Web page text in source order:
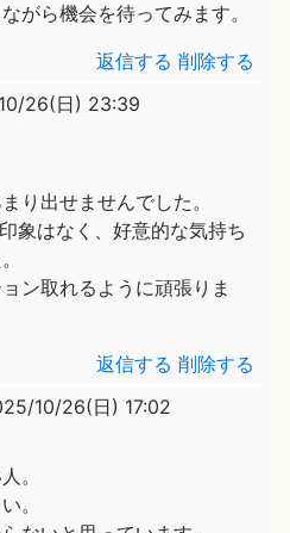
がら機会を待ってみます。
返信する 削除する
26(日) 23:39
り出せませんでした。
象はなく、好意的な気持ち
ン取れるように頑張りま
返信する 削除する
10/26(日) 17:02
。
。